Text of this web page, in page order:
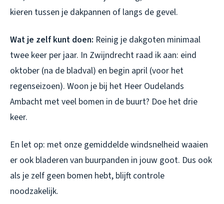
kieren tussen je dakpannen of langs de gevel.
Wat je zelf kunt doen: Reinig je dakgoten minimaal
twee keer per jaar. In Zwijndrecht raad ik aan: eind
oktober (na de bladval) en begin april (voor het
regenseizoen). Woon je bij het Heer Oudelands
Ambacht met veel bomen in de buurt? Doe het drie
keer.
En let op: met onze gemiddelde windsnelheid waaien
er ook bladeren van buurpanden in jouw goot. Dus ook
als je zelf geen bomen hebt, blijft controle
noodzakelijk.